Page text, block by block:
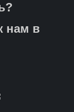
нам в